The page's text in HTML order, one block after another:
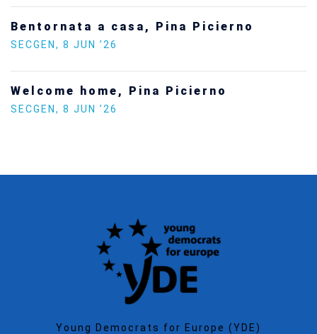
Europe on the situation in Venezuela
SECGEN, 5 JAN ’26
Increasing Youth Participation in
Politics
Young Democrats for Europe (YDE)